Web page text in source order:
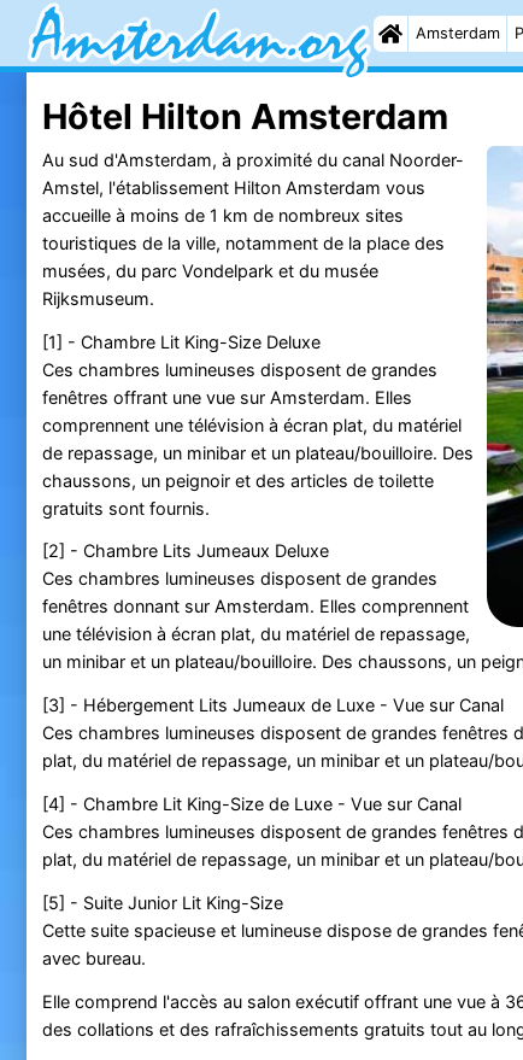
Amsterdam
Hôtel Hilton Amsterdam
Au sud d'Amsterdam, à proximité du canal Noorder-
Amstel, l'établissement Hilton Amsterdam vous
accueille à moins de 1 km de nombreux sites
touristiques de la ville, notamment de la place des
musées, du parc Vondelpark et du musée
Rijksmuseum.
[1] - Chambre Lit King-Size Deluxe
Ces chambres lumineuses disposent de grandes
fenêtres offrant une vue sur Amsterdam. Elles
comprennent une télévision à écran plat, du matériel
de repassage, un minibar et un plateau/bouilloire. Des
chaussons, un peignoir et des articles de toilette
gratuits sont fournis.
[2] - Chambre Lits Jumeaux Deluxe
Ces chambres lumineuses disposent de grandes
fenêtres donnant sur Amsterdam. Elles comprennent
une télévision à écran plat, du matériel de repassage,
un minibar et un plateau/bouilloire. Des chaussons, un
[3] - Hébergement Lits Jumeaux de Luxe - Vue sur Canal
Ces chambres lumineuses disposent de grandes fenêtres
plat, du matériel de repassage, un minibar et un plateau/
[4] - Chambre Lit King-Size de Luxe - Vue sur Canal
Ces chambres lumineuses disposent de grandes fenêtres
plat, du matériel de repassage, un minibar et un plateau/
[5] - Suite Junior Lit King-Size
Cette suite spacieuse et lumineuse dispose de grandes
avec bureau.
Elle comprend l'accès au salon exécutif offrant une vue à
des collations et des rafraîchissements gratuits tout au